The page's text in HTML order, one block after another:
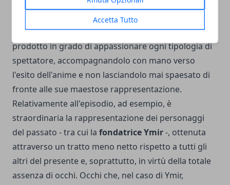
Accetta Tutto
noiosa o pesante ma carica di una tensione
crescente e costante, spicca tutta la grandissima
qualità delloStudio MAPPA, in grado di ottenere un
prodotto in grado di appassionare ogni tipologia di
spettatore, accompagnandolo con mano verso
l'esito dell'anime e non lasciandolo mai spaesato di
fronte alle sue maestose rappresentazione.
Relativamente all'episodio, ad esempio, è
straordinaria la rappresentazione dei personaggi
del passato - tra cui la fondatrice Ymir-, ottenuta
attraverso un tratto meno netto rispetto a tutti gli
altri del presente e, soprattutto, in virtù della totale
assenza di occhi. Occhi che, nel caso di Ymir,